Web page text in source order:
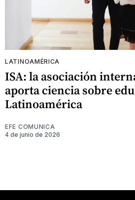
LATINOAMÉRICA
ISA: la asociación
aporta ciencia sobre
Latinoamérica
EFE COMUNICA
4 de junio de 2026